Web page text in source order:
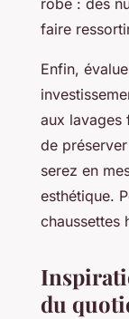
faire
Enfin,
aux lavages
de
serez en
esthétique.
chaussettes
du